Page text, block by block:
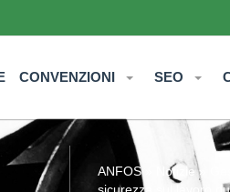
CONVENZIONI SEO
ANFOS» Notizie»